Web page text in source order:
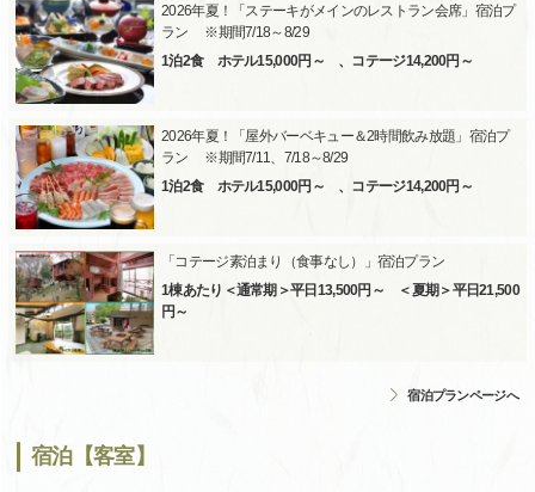
2026年夏！「ステーキがメインのレストラン会席」宿泊プ
ラン ※期間7/18～8/29
1泊2食 ホテル15,000円～ 、コテージ14,200円～
2026年夏！「屋外バーベキュー＆2時間飲み放題」宿泊プ
ラン ※期間7/11、7/18～8/29
1泊2食 ホテル15,000円～ 、コテージ14,200円～
「コテージ素泊まり（食事なし）」宿泊プラン
1棟あたり＜通常期＞平日13,500円～ ＜夏期＞平日21,500
円～
宿泊プランページへ
宿泊【客室】